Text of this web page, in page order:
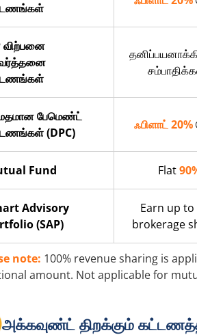
விற்பனை
பேமெண்ட்
(DPC)
ஃபிளாட் 20%
Fund Flat
Advisory
(SAP)
Earn up to
brokerage
note: 100% revenue sharing is
amount. Not applicable for
அக்கவுண்ட் திறக்கும்